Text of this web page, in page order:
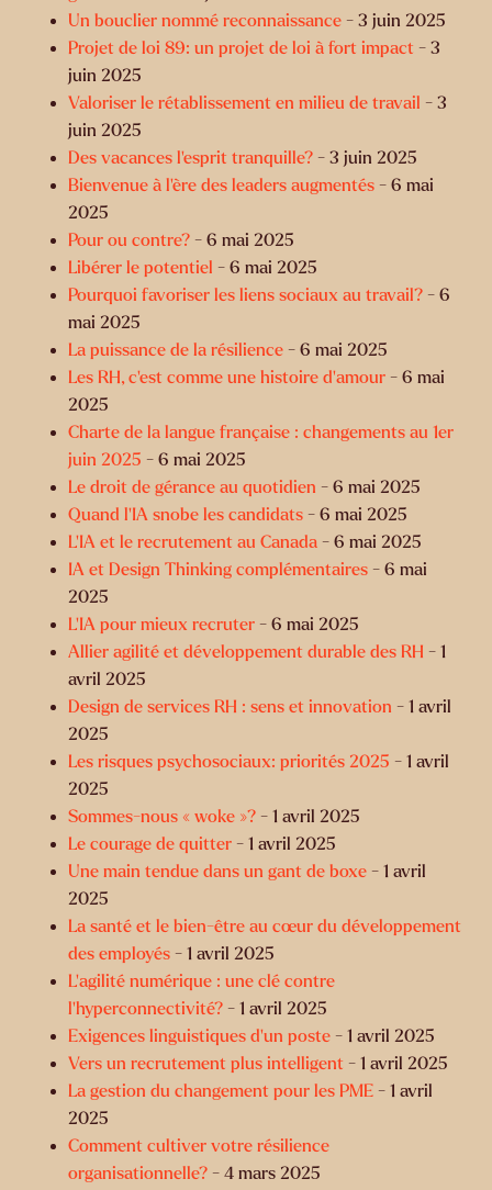
Un bouclier nommé reconnaissance - 3 juin 2025
Projet de loi 89: un projet de loi à fort impact - 3
juin 2025
Valoriser le rétablissement en milieu de travail - 3
juin 2025
Des vacances l’esprit tranquille? - 3 juin 2025
Bienvenue à l’ère des leaders augmentés - 6 mai
2025
Pour ou contre? - 6 mai 2025
Libérer le potentiel - 6 mai 2025
Pourquoi favoriser les liens sociaux au travail? - 6
mai 2025
La puissance de la résilience - 6 mai 2025
Les RH, c’est comme une histoire d’amour - 6 mai
2025
Charte de la langue française : changements au 1er
juin 2025 - 6 mai 2025
Le droit de gérance au quotidien - 6 mai 2025
Quand l’IA snobe les candidats - 6 mai 2025
L'IA et le recrutement au Canada - 6 mai 2025
IA et Design Thinking complémentaires - 6 mai
2025
L’IA pour mieux recruter - 6 mai 2025
Allier agilité et développement durable des RH - 1
avril 2025
Design de services RH : sens et innovation - 1 avril
2025
Les risques psychosociaux: priorités 2025 - 1 avril
2025
Sommes-nous « woke »? - 1 avril 2025
Le courage de quitter - 1 avril 2025
Une main tendue dans un gant de boxe - 1 avril
2025
La santé et le bien-être au cœur du développement
des employés - 1 avril 2025
L’agilité numérique : une clé contre
l’hyperconnectivité? - 1 avril 2025
Exigences linguistiques d’un poste - 1 avril 2025
Vers un recrutement plus intelligent - 1 avril 2025
La gestion du changement pour les PME - 1 avril
2025
Comment cultiver votre résilience
organisationnelle? - 4 mars 2025